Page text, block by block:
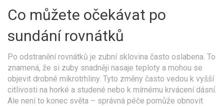
Co můžete očekávat po
sundání rovnátků
Po odstranění rovnátků je zubní sklovina často oslabena. To
znamená, že si zuby snadněji nasaje teploty a mohou se
objevit drobné mikrotrhliny. Tyto změny často vedou k vyšší
citlivosti na horké a studené nebo k mírnému krvácení dásní.
Ale není to konec světa – správná péče pomůže obnovit